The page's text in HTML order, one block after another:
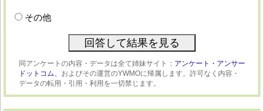
その他
同アンケートの内容・データは全て姉妹サイト： アンケート・アンサー
ドットコム、 およびその運営のYWMOに帰属します。許可なく内容・
データの転用・引用・利用を一切禁じます。